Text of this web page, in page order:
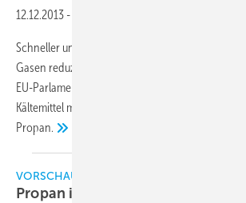
12.12.2013 -
Schneller und strikter als erwartet sollen Betreiber
Gasen reduzieren diese Empfehlung hat der
EU-Parlaments Ende Juni verkündet. Daher
Kältemittel mehr denn je in den Fokus wie etwa
Propan.
VORSCHAU
Propan ist auf dem